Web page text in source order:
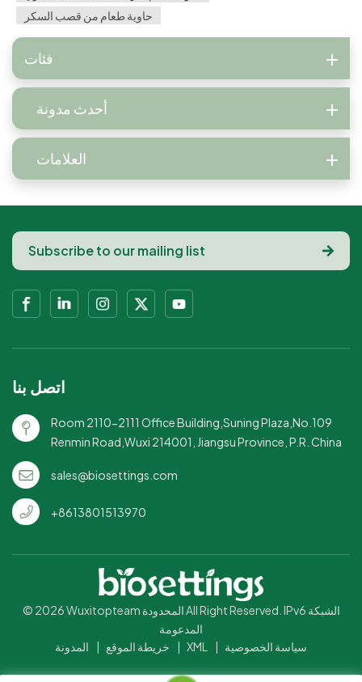
حاوية طعام من قصب السكر
فئات
أحدث مدونة
العلامات
اتصل بنا
Room 2110-2111 Office Building,Suning Plaza,No.109
Renmin Road,Wuxi 214001, Jiangsu Province, P.R. China
sales@biosettings.com
+8613801513970
© 2026 Wuxitopteam المحدودة All Right Reserved. IPv6 الشبكة
المدعومة
المدونة
| خريطة الموقع | XML | سياسة الخصوصية